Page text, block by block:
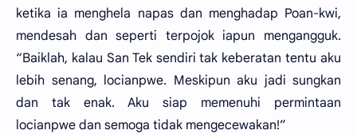
ketika ia menghela napas dan menghadap Poan-kwi,
mendesah dan seperti terpojok iapun mengangguk.
“Baiklah, kalau San Tek sendiri tak keberatan tentu aku
lebih senang, locianpwe. Meskipun aku jadi sungkan
dan tak enak. Aku siap memenuhi permintaan
locianpwe dan semoga tidak mengecewakan!”